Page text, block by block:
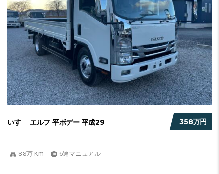
358万円
いすゞ エルフ 平ボデー 平成29
8.8万 Km 6速マニュアル